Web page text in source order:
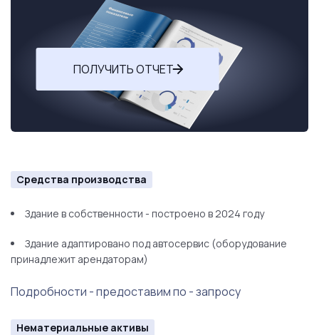
ПОЛУЧИТЬ ОТЧЕТ
Средства производства
Здание в собственности - построено в 2024 году
Здание адаптировано под автосервис (оборудование
принадлежит арендаторам)
Подробности - предоставим по - запросу
Нематериальные активы